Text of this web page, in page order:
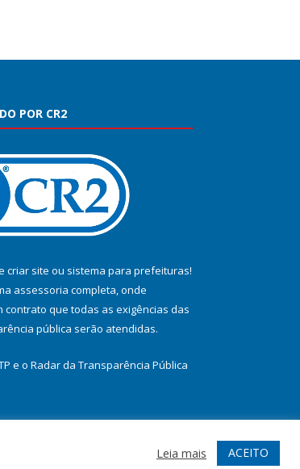
POR CR2
criar site ou sistema para prefeituras!
assessoria completa, onde
contrato que todas as exigências das
pública serão atendidas.
e o Radar da Transparência Pública
Acessar Webmail
Leia mais ACEITO